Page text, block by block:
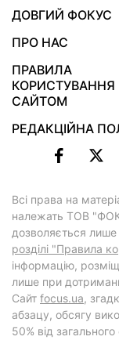
ДОВГИЙ ФОКУС
ПРО НАС
ПРАВИЛА
КОРИСТУВАННЯ
САЙТОМ
РЕДАКЦІЙНА
Всі права на
належать ТОВ
дозволяється
розділі "Правила
інформацію,
лише при
Cайт focus.ua,
абзацу, обсягу
50% від